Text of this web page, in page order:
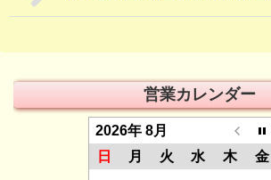
営業カレンダー
2026年 8月
日
月 火 水 木 金